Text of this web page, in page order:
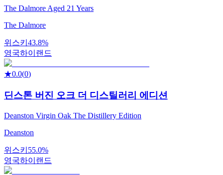
The Dalmore Aged 21 Years
The Dalmore
위스키 43.8%
영국하이랜드
★0.0(0)
딘스톤 버진 오크 더 디스틸러리 에디션
Deanston Virgin Oak The Distillery Edition
Deanston
위스키 55.0%
영국하이랜드